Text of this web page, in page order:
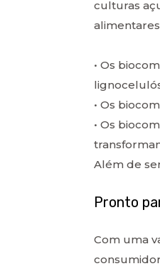
culturas
• Os
• Os
• Os
Além de
Pronto
Com uma